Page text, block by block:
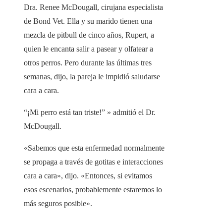
Dra. Renee McDougall, cirujana especialista
de Bond Vet. Ella y su marido tienen una
mezcla de pitbull de cinco años, Rupert, a
quien le encanta salir a pasear y olfatear a
otros perros. Pero durante las últimas tres
semanas, dijo, la pareja le impidió saludarse
cara a cara.
“¡Mi perro está tan triste!” » admitió el Dr.
McDougall.
«Sabemos que esta enfermedad normalmente
se propaga a través de gotitas e interacciones
cara a cara», dijo. «Entonces, si evitamos
esos escenarios, probablemente estaremos lo
más seguros posible».